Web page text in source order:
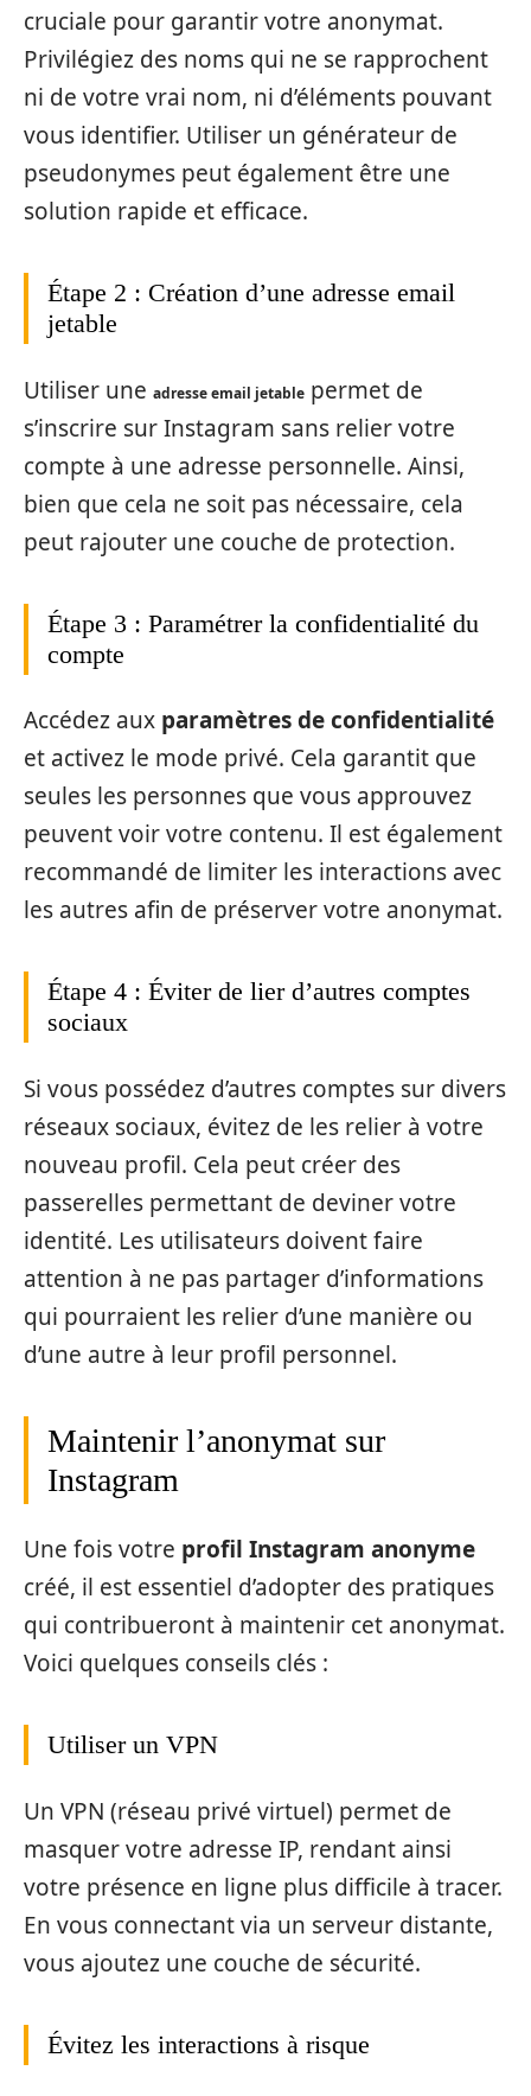
cruciale pour garantir votre anonymat.
Privilégiez des noms qui ne se rapprochent
ni de votre vrai nom, ni d’éléments pouvant
vous identifier. Utiliser un générateur de
pseudonymes peut également être une
solution rapide et efficace.
Étape 2 : Création d’une adresse email
jetable
Utiliser une adresse email jetable permet de
s’inscrire sur Instagram sans relier votre
compte à une adresse personnelle. Ainsi,
bien que cela ne soit pas nécessaire, cela
peut rajouter une couche de protection.
Étape 3 : Paramétrer la confidentialité du
compte
Accédez aux paramètres de confidentialité
et activez le mode privé. Cela garantit que
seules les personnes que vous approuvez
peuvent voir votre contenu. Il est également
recommandé de limiter les interactions avec
les autres afin de préserver votre anonymat.
Étape 4 : Éviter de lier d’autres comptes
sociaux
Si vous possédez d’autres comptes sur divers
réseaux sociaux, évitez de les relier à votre
nouveau profil. Cela peut créer des
passerelles permettant de deviner votre
identité. Les utilisateurs doivent faire
attention à ne pas partager d’informations
qui pourraient les relier d’une manière ou
d’une autre à leur profil personnel.
Maintenir l’anonymat sur
Instagram
Une fois votre profil Instagram anonyme
créé, il est essentiel d’adopter des pratiques
qui contribueront à maintenir cet anonymat.
Voici quelques conseils clés :
Utiliser un VPN
Un VPN (réseau privé virtuel) permet de
masquer votre adresse IP, rendant ainsi
votre présence en ligne plus difficile à tracer.
En vous connectant via un serveur distante,
vous ajoutez une couche de sécurité.
Évitez les interactions à risque